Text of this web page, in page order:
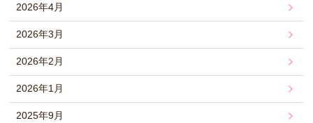
2026年4月
2026年3月
2026年2月
2026年1月
2025年9月